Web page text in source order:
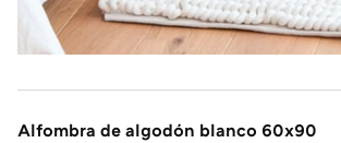
Alfombra de algodón blanco 60x90